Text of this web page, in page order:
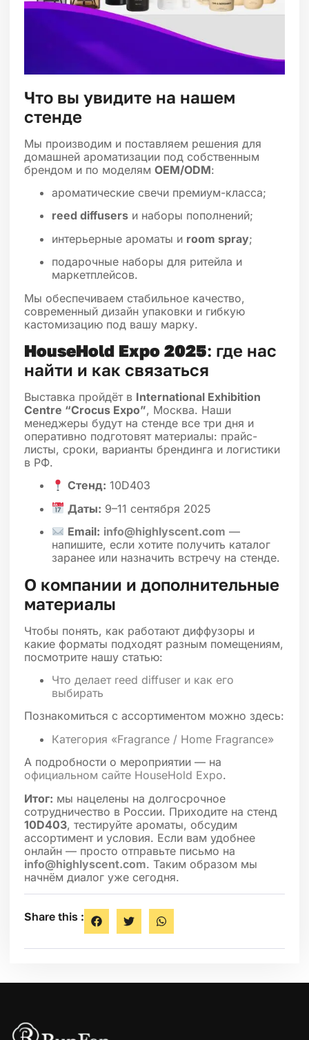
Что вы увидите на нашем
стенде
Мы производим и поставляем решения для
домашней ароматизации под собственным
брендом и по моделям OEM/ODM:
ароматические свечи премиум-класса;
reed diffusers и наборы пополнений;
интерьерные ароматы и room spray;
подарочные наборы для ритейла и
маркетплейсов.
Мы обеспечиваем стабильное качество,
современный дизайн упаковки и гибкую
кастомизацию под вашу марку.
HouseHold Expo 2025: где нас
найти и как связаться
Выставка пройдёт в International Exhibition
Centre “Crocus Expo”, Москва. Наши
менеджеры будут на стенде все три дня и
оперативно подготовят материалы: прайс-
листы, сроки, варианты брендинга и логистики
в РФ.
Стенд: 10D403
Даты: 9–11 сентября 2025
Email: info@highlyscent.com —
напишите, если хотите получить каталог
заранее или назначить встречу на стенде.
О компании и дополнительные
материалы
Чтобы понять, как работают диффузоры и
какие форматы подходят разным помещениям,
посмотрите нашу статью:
Что делает reed diffuser и как его
выбирать
Познакомиться с ассортиментом можно здесь:
Категория «Fragrance / Home Fragrance»
А подробности о мероприятии — на
официальном сайте HouseHold Expo.
Итог: мы нацелены на долгосрочное
сотрудничество в России. Приходите на стенд
10D403, тестируйте ароматы, обсудим
ассортимент и условия. Если вам удобнее
онлайн — просто отправьте письмо на
info@highlyscent.com. Таким образом мы
начнём диалог уже сегодня.
Share this :